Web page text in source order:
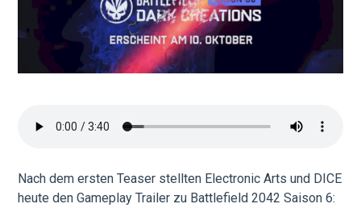
Nach dem ersten Teaser stellten Electronic Arts und DICE
heute den Gameplay Trailer zu Battlefield 2042 Saison 6: